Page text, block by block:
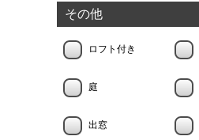
その他
ロフト付き
庭
出窓